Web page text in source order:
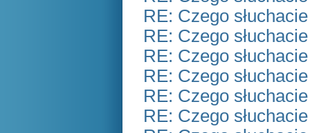
RE: Czego
RE: Czego
RE: Czego
RE: Czego
RE: Czego
RE: Czego